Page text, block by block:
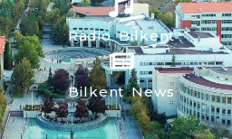
Radio Bilkent
Bilkent News